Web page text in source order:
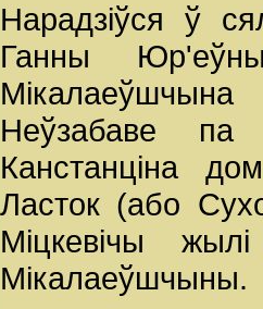
Нарадзіўся ў
Ганны
Неўзабаве па
Канстанціна
Ласток (або
Міцкевічы
Мікалаеўшчыны.